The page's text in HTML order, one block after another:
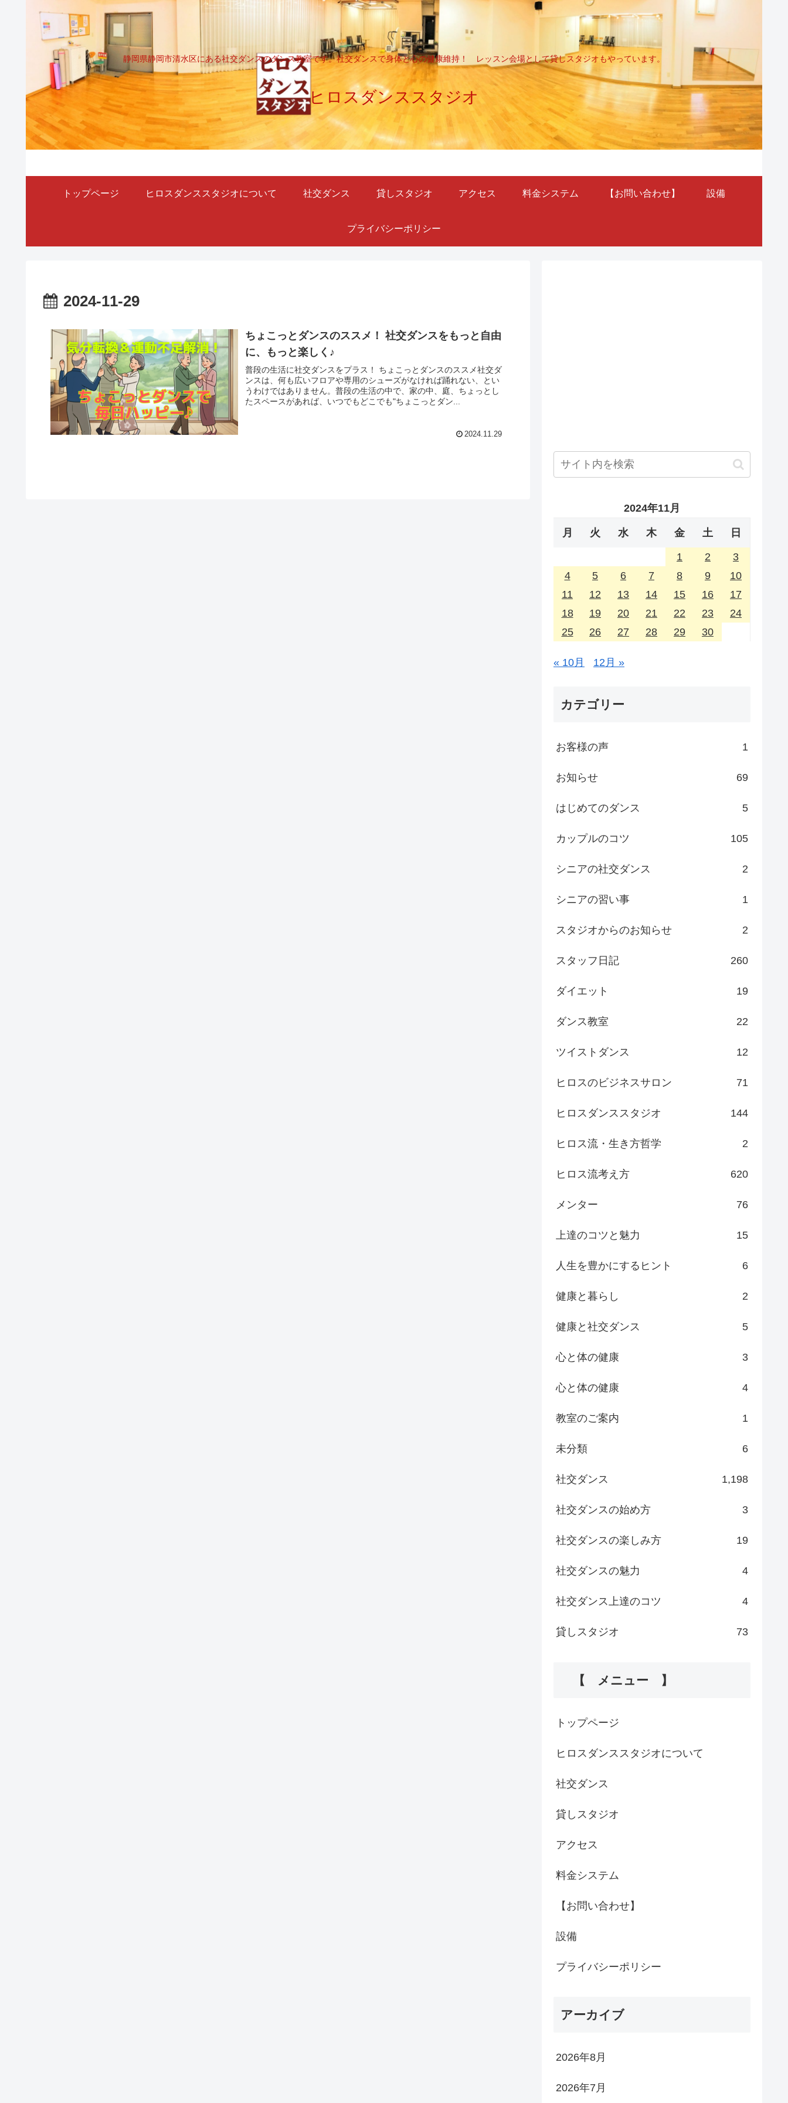
静岡県静岡市清水区にある社交ダンスのダンス教室です。社交ダンスで身体と心の健康維持！ レッスン会場として貸しスタジオもやっています。
ヒロスダンススタジオ
トップページ ヒロスダンススタジオについて 社交ダンス 貸しスタジオ アクセス 料金システム 【お問い合わせ】 設備
プライバシーポリシー
2024-11-29
ちょこっとダンスのススメ！ 社交ダンスをもっと自由
に、もっと楽しく♪
普段の生活に社交ダンスをプラス！ ちょこっとダンスのススメ社交ダ
ンスは、何も広いフロアや専用のシューズがなければ踊れない、とい
うわけではありません。普段の生活の中で、家の中、庭、ちょっとし
たスペースがあれば、いつでもどこでも"ちょこっとダン...
2024.11.29
2024年11月
月 火 水 木 金 土 日
1 2
3
4
5 6 7 8 9
10
11
12 13 14 15 16
17
18
19 20 21 22 23
24
25
26 27 28 29 30
« 10月 12月 »
カテゴリー
お客様の声 1
お知らせ 69
はじめてのダンス 5
カップルのコツ 105
シニアの社交ダンス 2
シニアの習い事 1
スタジオからのお知らせ 2
スタッフ日記 260
ダイエット 19
ダンス教室 22
ツイストダンス 12
ヒロスのビジネスサロン 71
ヒロスダンススタジオ 144
ヒロス流・生き方哲学 2
ヒロス流考え方 620
メンター 76
上達のコツと魅力 15
人生を豊かにするヒント 6
健康と暮らし 2
健康と社交ダンス 5
心と体の健康 3
心と体の健康 4
教室のご案内 1
未分類 6
社交ダンス 1,198
社交ダンスの始め方 3
社交ダンスの楽しみ方 19
社交ダンスの魅力 4
社交ダンス上達のコツ 4
貸しスタジオ 73
【 メニュー 】
トップページ
ヒロスダンススタジオについて
社交ダンス
貸しスタジオ
アクセス
料金システム
【お問い合わせ】
設備
プライバシーポリシー
アーカイブ
2026年8月
2026年7月